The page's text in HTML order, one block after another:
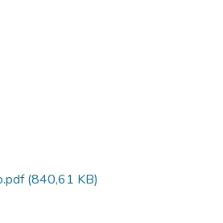
(840,61 KB)